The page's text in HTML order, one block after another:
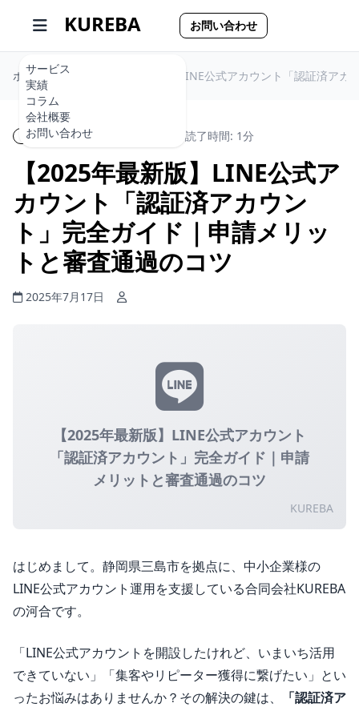
サービス
実績
コラム
会社概要
お問い合わせ
KUREBA お問い合わせ
ホーム 【2025年最新版】LINE公式アカウント「認証済ア
LINE公式アカウント運用 読了時間: 1分
【2025年最新版】LINE公式ア
カウント「認証済アカウン
ト」完全ガイド｜申請メリッ
トと審査通過のコツ
2025年7月17日
【2025年最新版】LINE公式アカウント
「認証済アカウント」完全ガイド｜申請
メリットと審査通過のコツ
KUREBA
はじめまして。静岡県三島市を拠点に、中小企業様の
LINE公式アカウント運用を支援している合同会社KUREBA
の河合です。
「LINE公式アカウントを開設したけれど、いまいち活用
できていない」「集客やリピーター獲得に繋げたい」とい
ったお悩みはありませんか？その解決の鍵は、
「認証済ア